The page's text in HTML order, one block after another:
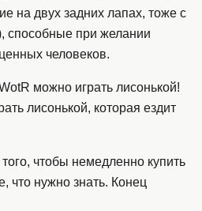
на двух задних лапах, тоже с
способные при желании
человеков.
можно играть лисонькой!
лисонькой, которая ездит
чтобы немедленно купить
что нужно знать. Конец